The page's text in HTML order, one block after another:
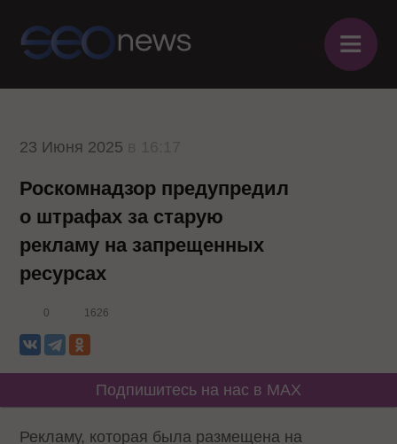
≡
23 Июня 2025
Роскомнадзор предупредил
о штрафах за старую
рекламу на запрещенных
ресурсах
0 1626
Подпишитесь на нас в MAX
Рекламу, которая была размещена на